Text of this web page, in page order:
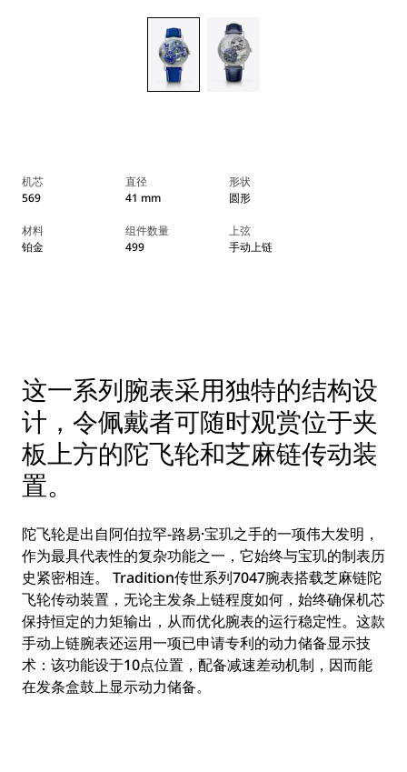
机芯
569
直径
41 mm
形状
圆形
材料
铂金
组件数量
499
上弦
手动上链
这一系列腕表采用独特的结构设
计，令佩戴者可随时观赏位于夹
板上方的陀飞轮和芝麻链传动装
置。
陀飞轮是出自阿伯拉罕-路易·宝玑之手的一项伟大发明，
作为最具代表性的复杂功能之一，它始终与宝玑的制表历
史紧密相连。 Tradition传世系列7047腕表搭载芝麻链陀
飞轮传动装置，无论主发条上链程度如何，始终确保机芯
保持恒定的力矩输出，从而优化腕表的运行稳定性。这款
手动上链腕表还运用一项已申请专利的动力储备显示技
术：该功能设于10点位置，配备减速差动机制，因而能
在发条盒鼓上显示动力储备。